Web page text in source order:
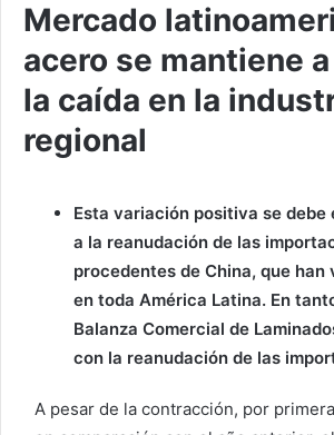
Mercado
acero se mantiene
la caída en la
regional
Esta variación positiva se debe
a la reanudación de las
procedentes de China, que
en toda América Latina. En
Balanza Comercial de
con la reanudación de las
A pesar de la contracción, por